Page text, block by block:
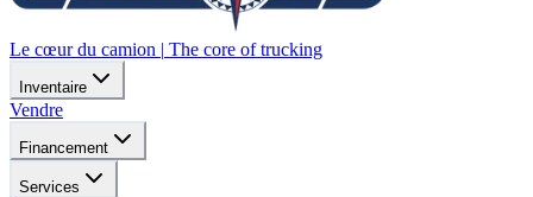
Le cœur du camion | The core of trucking
Inventaire
Vendre
Financement
Services